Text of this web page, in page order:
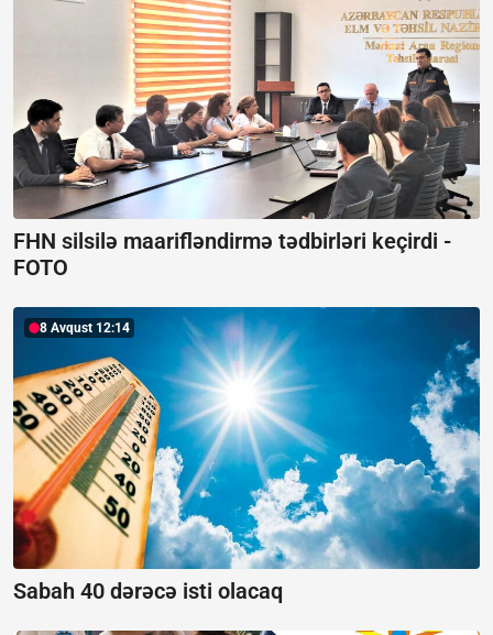
FHN silsilə maarifləndirmə tədbirləri keçirdi -
FOTO
8 Avqust 12:14
Sabah 40 dərəcə isti olacaq